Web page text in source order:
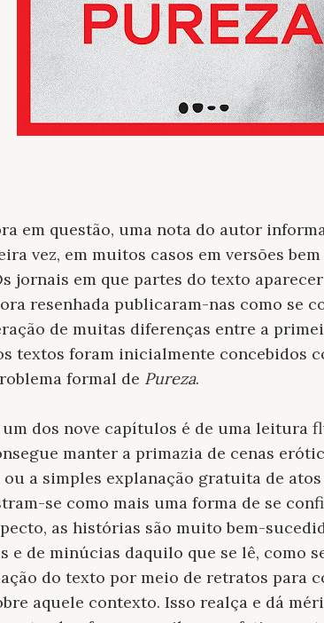
em questão, uma nota do autor
vez, em muitos casos em versões
jornais em que partes do texto
resenhada publicaram-nas como se
de muitas diferenças entre a
textos foram inicialmente concebidos
formal de Pureza.
dos nove capítulos é de uma leitura
manter a primazia de cenas
a simples explanação gratuita de atos
se como mais uma forma de se
as histórias são muito bem-
e de minúcias daquilo que se lê, como
do texto por meio de retratos para
aquele contexto. Isso realça e dá